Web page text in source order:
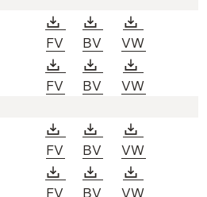
Download:
FV (Öffnet in neuem
Download:
BV (Öffnet in
VW(Öffnet in
Download:
FV (Öffnet in neuem
Download:
BV (Öffnet in
VW(Öffnet in
Download:
FV (Öffnet in neuem
Download:
BV (Öffnet in
VW(Öffnet in
Download:
FV (Öffnet in neuem
Download:
BV (Öffnet in
VW(Öffnet in